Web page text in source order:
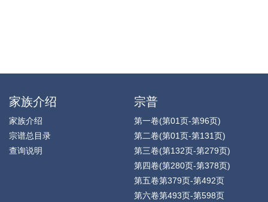
家族介绍
家族介绍
宗谱总目录
查询说明
宗普
第一卷(第01页-第96页)
第二卷(第01页-第131页)
第三卷(第132页-第279页)
第四卷(第280页-第378页)
第五卷第379页-第492页
第六卷第493页-第598页